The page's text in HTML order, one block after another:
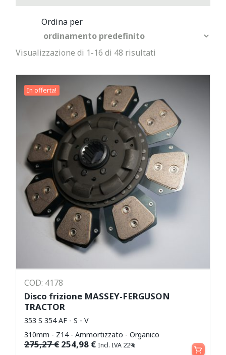
Visualizzazione di 1-16 di 48 risultati
In offerta!
COD: 4178
Disco frizione MASSEY-FERGUSON
TRACTOR
353 S 354 AF - S - V
310mm - Z14 - Ammortizzato - Organico
275,27€ 254,98 € Incl. IVA 22% Aggiungi al carrello